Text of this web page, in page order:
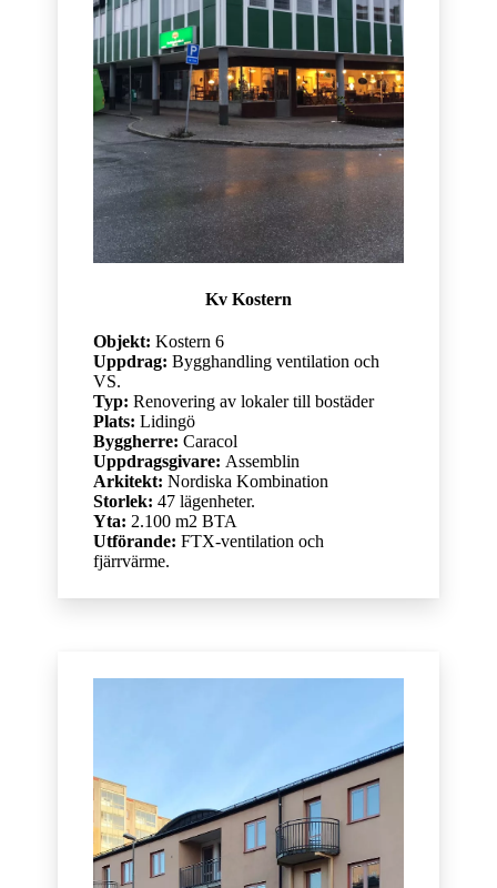
Kv Kostern
Objekt: Kostern 6
Uppdrag: Bygghandling ventilation och
VS.
Typ: Renovering av lokaler till bostäder
Plats: Lidingö
Byggherre: Caracol
Uppdragsgivare: Assemblin
Arkitekt: Nordiska Kombination
Storlek: 47 lägenheter.
Yta: 2.100 m2 BTA
Utförande: FTX-ventilation och
fjärrvärme.